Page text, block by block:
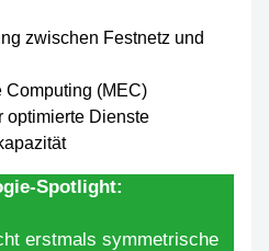
zwischen Festnetz und
Computing (MEC)
optimierte Dienste
Spotlight:
erstmals symmetrische